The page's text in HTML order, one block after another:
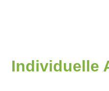
Individuelle